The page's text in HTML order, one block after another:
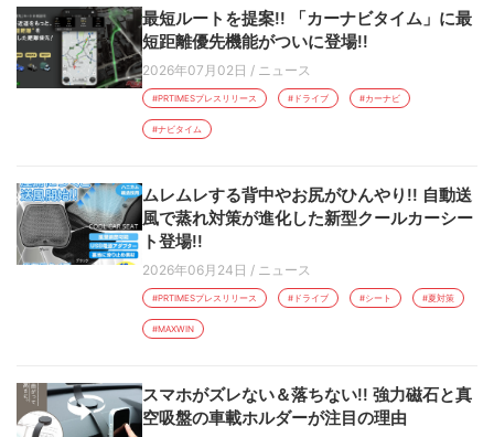
最短ルートを提案!! 「カーナビタイム」に最
短距離優先機能がついに登場!!
2026年07月02日 / ニュース
#PRTIMESプレスリリース #ドライブ #カーナビ
#ナビタイム
ムレムレする背中やお尻がひんやり!! 自動送
風で蒸れ対策が進化した新型クールカーシー
ト登場!!
2026年06月24日 / ニュース
#PRTIMESプレスリリース #ドライブ #シート #夏対策
#MAXWIN
スマホがズレない＆落ちない!! 強力磁石と真
空吸盤の車載ホルダーが注目の理由